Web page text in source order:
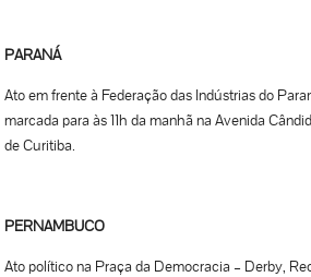
PARANÁ
Ato em frente à Federação das Indústrias do
marcada para às 11h da manhã na Avenida
de Curitiba.
PERNAMBUCO
Ato político na Praça da Democracia – Derby,